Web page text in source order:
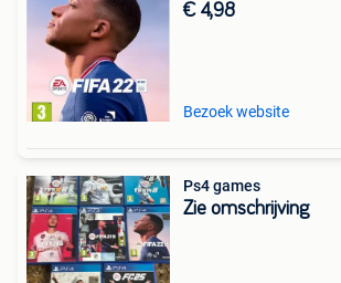
€ 4,98
Bezoek website
Ps4 games
Zie omschrijving